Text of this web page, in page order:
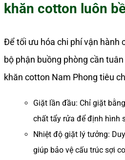
khăn cotton luôn
Để tối ưu hóa chi phí vận hành
bộ phận buồng phòng cần
khăn cotton Nam Phong tiêu
Giặt lần đầu: Chỉ giặt
chất tẩy rửa để định hình
Nhiệt độ giặt lý tưởng:
giúp bảo vệ cấu trúc sợi